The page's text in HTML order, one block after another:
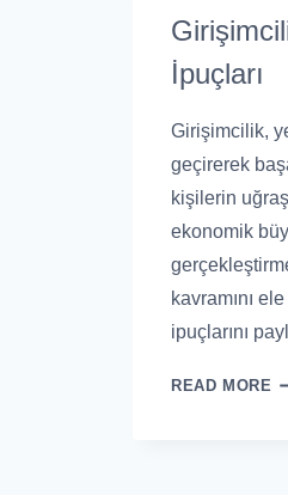
İpuçları
Girişimcilik,
geçirerek
kişilerin
ekonomik
kavramını
ipuçlarını
READ MORE